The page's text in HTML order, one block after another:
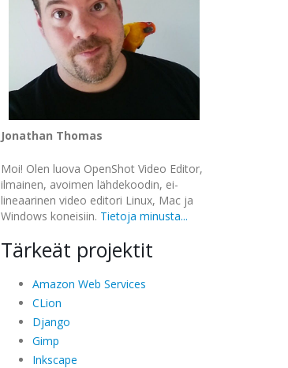
Jonathan Thomas
Moi! Olen luova OpenShot Video Editor,
ilmainen, avoimen lähdekoodin, ei-
lineaarinen video editori Linux, Mac ja
Windows koneisiin. Tietoja minusta...
Tärkeät projektit
Amazon Web Services
CLion
Django
Gimp
Inkscape